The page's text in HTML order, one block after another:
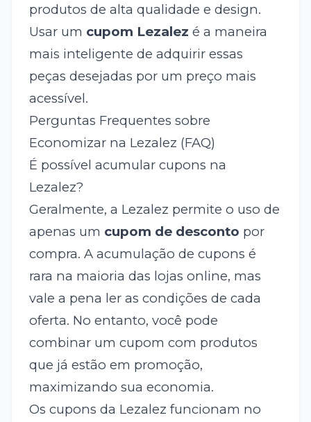
produtos de alta qualidade e design.
Usar um cupom Lezalez é a maneira
mais inteligente de adquirir essas
peças desejadas por um preço mais
acessível.
Perguntas Frequentes sobre
Economizar na Lezalez (FAQ)
É possível acumular cupons na
Lezalez?
Geralmente, a Lezalez permite o uso de
apenas um cupom de desconto por
compra. A acumulação de cupons é
rara na maioria das lojas online, mas
vale a pena ler as condições de cada
oferta. No entanto, você pode
combinar um cupom com produtos
que já estão em promoção,
maximizando sua economia.
Os cupons da Lezalez funcionam no